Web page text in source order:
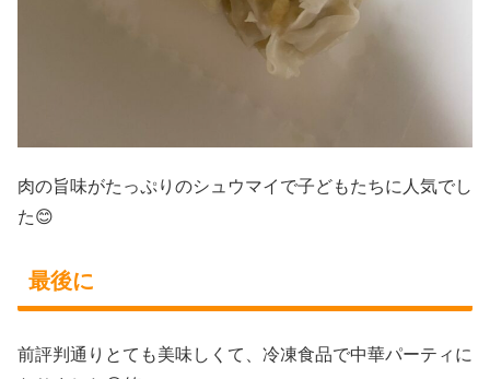
肉の旨味がたっぷりのシュウマイで子どもたちに人気でし
た😊
最後に
前評判通りとても美味しくて、冷凍食品で中華パーティに